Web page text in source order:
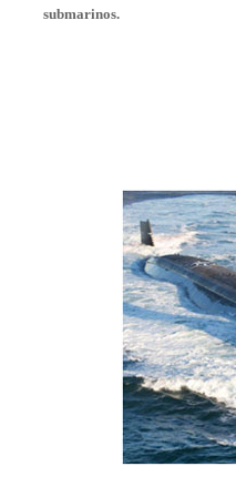
submarinos.